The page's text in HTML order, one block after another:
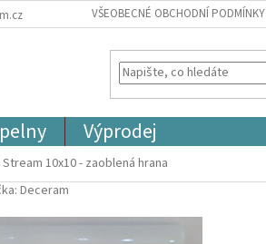
VŠEOBECNÉ OBCHODNÍ PODMÍNKY
Výprodej
10x10 - zaoblená hrana
Deceram